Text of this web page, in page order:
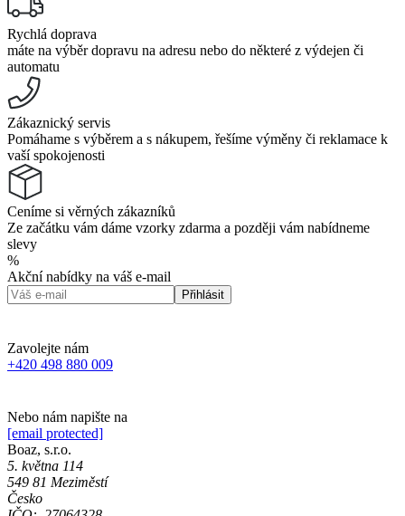
Rychlá doprava
máte na výběr dopravu na adresu nebo do některé z výdejen či
automatu
Zákaznický servis
Pomáhame s výběrem a s nákupem, řešíme výměny či reklamace k
vaší spokojenosti
Ceníme si věrných zákazníků
Ze začátku vám dáme vzorky zdarma a později vám nabídneme
slevy
%
Akční nabídky na váš e-mail
Přihlásit
Zavolejte nám
+420 498 880 009
Nebo nám napište na
[email protected]
Boaz, s.r.o.
5. května 114
549 81 Meziměstí
Česko